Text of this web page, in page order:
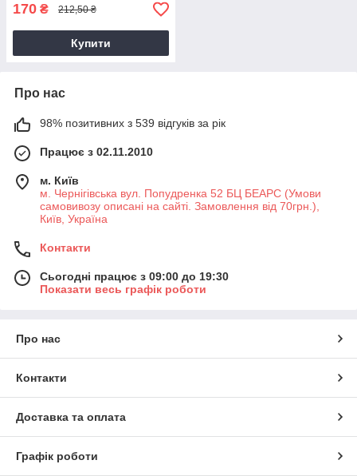
170 ₴ 212,50 ₴
Купити
Про нас
98% позитивних з 539 відгуків за рік
Працює з 02.11.2010
м. Київ
м. Чернігівська вул. Попудренка 52 БЦ БЕАРС (Умови
самовивозу описані на сайті. Замовлення від 70грн.),
Київ, Україна
Контакти
Сьогодні працює з 09:00 до 19:30
Показати весь графік роботи
Про нас
Контакти
Доставка та оплата
Графік роботи